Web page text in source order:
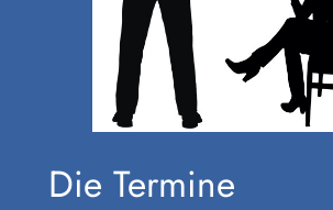
Die Termine